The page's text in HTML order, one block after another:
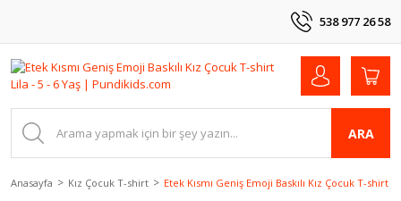
538 977 26 58
ARA
Anasayfa Kız Çocuk T-shirt Etek Kısmı Geniş Emoji Baskılı Kız Çocuk T-shirt